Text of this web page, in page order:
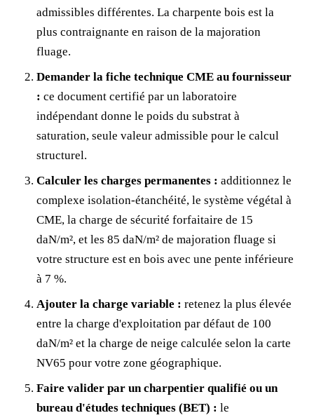
admissibles différentes. La charpente bois est la
plus contraignante en raison de la majoration
fluage.
Demander la fiche technique CME au fournisseur
: ce document certifié par un laboratoire
indépendant donne le poids du substrat à
saturation, seule valeur admissible pour le calcul
structurel.
Calculer les charges permanentes : additionnez le
complexe isolation-étanchéité, le système végétal à
CME, la charge de sécurité forfaitaire de 15
daN/m², et les 85 daN/m² de majoration fluage si
votre structure est en bois avec une pente inférieure
à 7 %.
Ajouter la charge variable : retenez la plus élevée
entre la charge d'exploitation par défaut de 100
daN/m² et la charge de neige calculée selon la carte
NV65 pour votre zone géographique.
Faire valider par un charpentier qualifié ou un
bureau d'études techniques (BET) : le